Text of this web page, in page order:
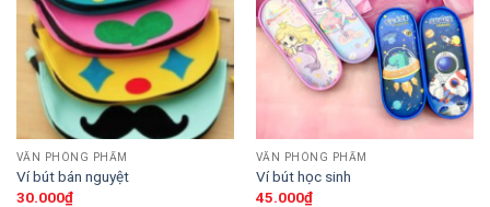
VĂN PHÒNG PHẨM
Ví bút bán nguyệt
30.000₫
VĂN PHÒNG PHẨM
Ví bút học sinh
45.000₫